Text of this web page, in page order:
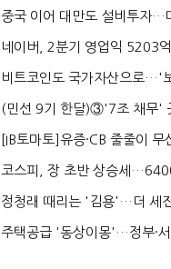
지에 상한가...
중국 이어 대만도 설비투자…
국전쟁’
네이버, 2분기 영업익 5203
비 0.2% 감소...
비트코인도 국가자산으로…'
처분' 기준은 ...
(민선 9기 한달)③'7조 채무'
격…추미애, 20년...
[IB토마토]유증·CB 줄줄이
닥 벌점 급증에 ...
코스피, 장 초반 상승세
시도
정청래 때리는 '김용'…더 세
최측근' 입...
주택공급 '동상이몽'…정부·